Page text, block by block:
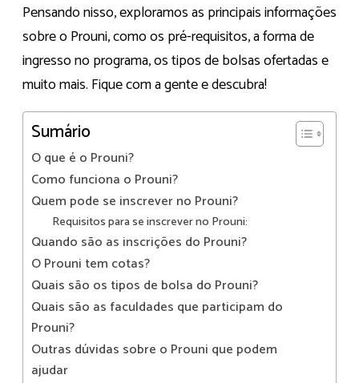
Pensando nisso, exploramos as principais informações
sobre o Prouni, como os pré-requisitos, a forma de
ingresso no programa, os tipos de bolsas ofertadas e
muito mais. Fique com a gente e descubra!
Sumário
O que é o Prouni?
Como funciona o Prouni?
Quem pode se inscrever no Prouni?
Requisitos para se inscrever no Prouni:
Quando são as inscrições do Prouni?
O Prouni tem cotas?
Quais são os tipos de bolsa do Prouni?
Quais são as faculdades que participam do
Prouni?
Outras dúvidas sobre o Prouni que podem
ajudar